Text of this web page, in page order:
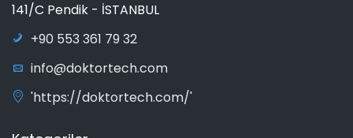
141/C Pendik - İSTANBUL
+90 553 361 79 32
info@doktortech.com
'https://doktortech.com/'